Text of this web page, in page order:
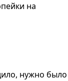
на
нужно было